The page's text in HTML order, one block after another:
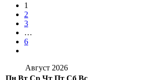
1
2
3
…
6
Август 2026
Пн Вт Ср Чт Пт Сб Вс